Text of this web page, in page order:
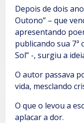
Depois de dois
Outono” – que
apresentando
publicando sua 7ª
Sol” -, surgiu a
O autor passava
vida, mesclando
O que o levou a
aplacar a dor.